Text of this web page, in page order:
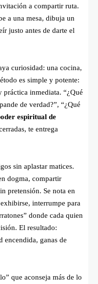
a compartir ruta.
a una mesa, dibuja un
justo antes de darte el
curiosidad: una cocina,
es simple y potente:
práctica inmediata. “¿Qué
de verdad?”, “¿Qué
espiritual de
te entrega
sin aplastar matices.
dogma, compartir
pretensión. Se nota en
interrumpe para
donde cada quien
El resultado:
encendida, ganas de
que aconseja más de lo